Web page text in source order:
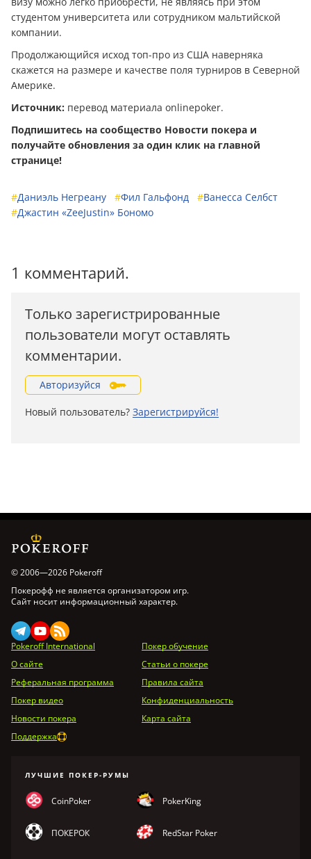
студентом университета или сотрудником мальтийской
компании.
Продолжающийся исход топ-про из США наверняка
скажется на размере и качестве поля турниров в Северной
Америке.
Источник: пepевoд материала onlinepoker.
Подпишитесь на сообщество Новости покера и
получайте обновления за один клик на главной
странице!
#Даниэль Негреану #Фил Гальфонд #Ванесса Селбст
#Джастин «ZeeJustin» Бономо
1 комментарий.
Только зарегистрированные
пользователи могут оставлять
комментарии.
Авторизуйся
Новый пользователь? Зарегистрируйся!
© 2006—2026 Pokeroff
Покерофф не является организатором игр.
Сайт носит информационный характер.
Pokeroff International
Покер обучение
О сайте
Статьи о покере
Реферальная программа
Правила сайта
Покер видео
Конфиденциальность
Новости покера
Карта сайта
Поддержка
ЛУЧШИЕ ПОКЕР-РУМЫ
CoinPoker PokerKing
ПОКЕРОК RedStar Poker